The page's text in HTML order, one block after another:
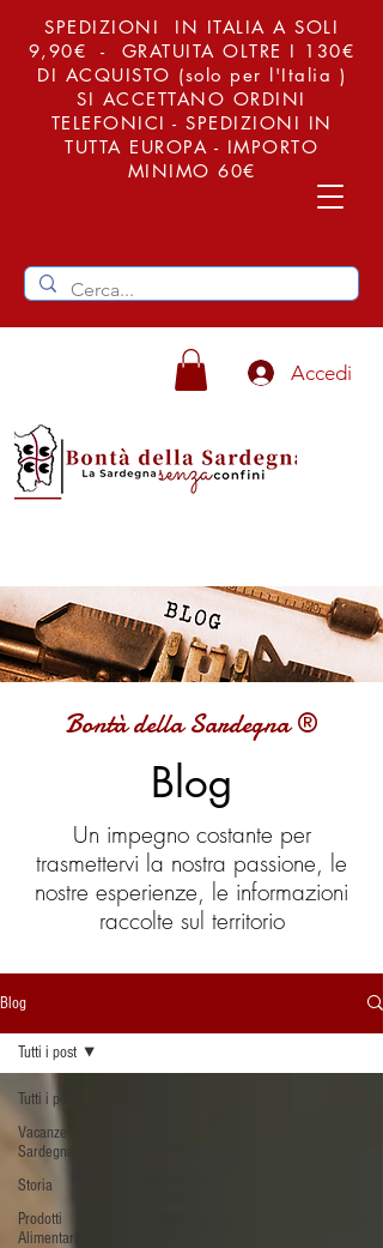
SPEDIZIONI IN ITALIA A SOLI
9,90€ - GRATUITA OLTRE I 130€
DI ACQUISTO (solo per l'Italia )
SI ACCETTANO ORDINI
TELEFONICI - SPEDIZIONI IN
TUTTA EUROPA - IMPORTO
MINIMO 60€
Accedi
Bontà della Sardegna ®
Blog
Un impegno costante per
trasmettervi la nostra passione, le
nostre esperienze, le informazioni
raccolte sul territorio
Blog
Tutti i post
Vacanze in
Sardegna
Storia
Prodotti
Alimentari
Tutti i post